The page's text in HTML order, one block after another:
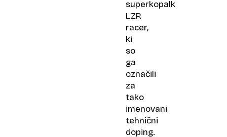
superkopalk
LZR
racer,
ki
so
ga
označili
za
tako
imenovani
tehnični
doping.